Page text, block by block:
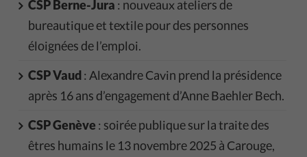
CSP Berne-Jura : nouveaux ateliers de
bureautique et textile pour des personnes
éloignées de l’emploi.
CSP Vaud: Alexandre Cavin prend la présidence
après 16 ans d’engagement d’Anne Baehler Bech.
CSP Genève : soirée publique sur la traite des
êtres humains le 13 novembre 2025 à Carouge,